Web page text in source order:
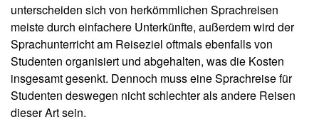
unterscheiden sich von herkömmlichen Sprachreisen
meiste durch einfachere Unterkünfte, außerdem wird der
Sprachunterricht am Reiseziel oftmals ebenfalls von
Studenten organisiert und abgehalten, was die Kosten
insgesamt gesenkt. Dennoch muss eine Sprachreise für
Studenten deswegen nicht schlechter als andere Reisen
dieser Art sein.